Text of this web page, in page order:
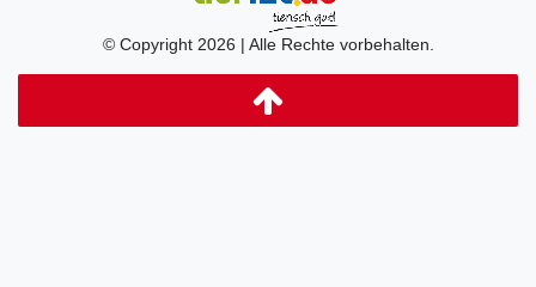
© Copyright 2026 | Alle Rechte vorbehalten.